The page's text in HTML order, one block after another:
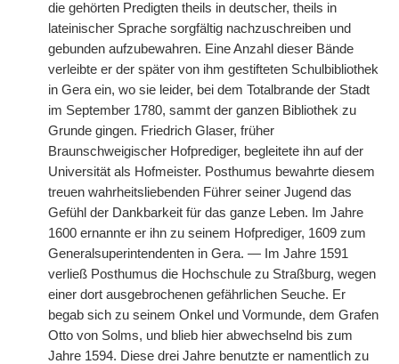
die gehörten Predigten theils in deutscher, theils in
lateinischer Sprache sorgfältig nachzuschreiben und
gebunden aufzubewahren. Eine Anzahl dieser Bände
verleibte er der später von ihm gestifteten Schulbibliothek
in Gera ein, wo sie leider, bei dem Totalbrande der Stadt
im September 1780, sammt der ganzen Bibliothek zu
Grunde gingen. Friedrich Glaser, früher
Braunschweigischer Hofprediger, begleitete ihn auf der
Universität als Hofmeister. Posthumus bewahrte diesem
treuen wahrheitsliebenden Führer seiner Jugend das
Gefühl der Dankbarkeit für das ganze Leben. Im Jahre
1600 ernannte er ihn zu seinem Hofprediger, 1609 zum
Generalsuperintendenten in Gera. — Im Jahre 1591
verließ Posthumus die Hochschule zu Straßburg, wegen
einer dort ausgebrochenen gefährlichen Seuche. Er
begab sich zu seinem Onkel und Vormunde, dem Grafen
Otto von Solms, und blieb hier abwechselnd bis zum
Jahre 1594. Diese drei Jahre benutzte er namentlich zu